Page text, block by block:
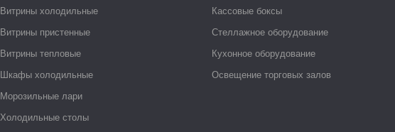
Витрины холодильные
Витрины пристенные
Витрины тепловые
Шкафы холодильные
Морозильные лари
Холодильные столы
Кассовые боксы
Стеллажное оборудование
Кухонное оборудование
Освещение торговых залов